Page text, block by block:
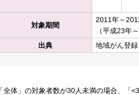
対象期間
2011年～
（平成23年
出典
地域がん登録
体」の対象者数が30人未満の場合、「